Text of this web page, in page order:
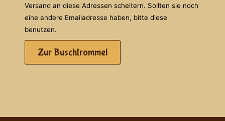
Versand an diese Adressen scheitern. Sollten sie noch
eine andere Emailadresse haben, bitte diese
benutzen.
Zur Buschtrommel